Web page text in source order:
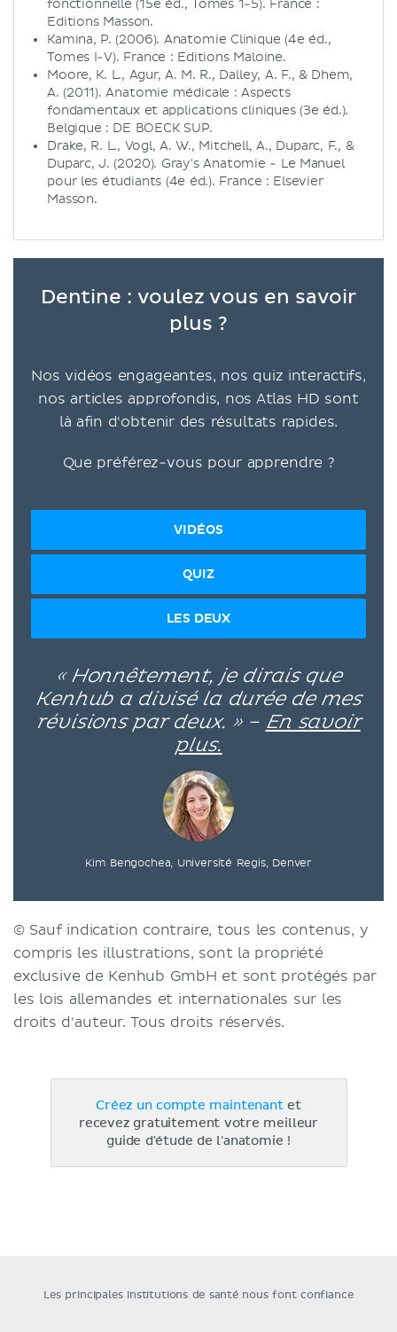
fonctionnelle (15e éd., Tomes 1-5). France :
Editions Masson.
Kamina, P. (2006). Anatomie Clinique (4e éd.,
Tomes I-V). France : Editions Maloine.
Moore, K. L., Agur, A. M. R., Dalley, A. F., & Dhem,
A. (2011). Anatomie médicale : Aspects
fondamentaux et applications cliniques (3e éd.).
Belgique : DE BOECK SUP.
Drake, R. L., Vogl, A. W., Mitchell, A., Duparc, F., &
Duparc, J. (2020). Gray's Anatomie - Le Manuel
pour les étudiants (4e éd.). France : Elsevier
Masson.
Dentine : voulez vous en savoir
plus ?
Nos vidéos engageantes, nos quiz interactifs,
nos articles approfondis, nos Atlas HD sont
là afin d'obtenir des résultats rapides.
Que préférez-vous pour apprendre ?
VIDÉOS
QUIZ
LES DEUX
« Honnêtement, je dirais que
Kenhub a divisé la durée de mes
révisions par deux. » – En savoir
plus.
Kim Bengochea, Université Regis, Denver
© Sauf indication contraire, tous les contenus, y
compris les illustrations, sont la propriété
exclusive de Kenhub GmbH et sont protégés par
les lois allemandes et internationales sur les
droits d'auteur. Tous droits réservés.
Créez un compte maintenantet
recevez gratuitement votre meilleur
guide d'étude de l'anatomie !
Les principales institutions de santé nous font confiance